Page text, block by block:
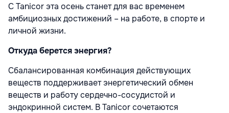
С Tanicor эта осень станет для вас временем
амбициозных достижений – на работе, в спорте и
личной жизни.
Откуда берется энергия?
Сбалансированная комбинация действующих
веществ поддерживает энергетический обмен
веществ и работу сердечно-сосудистой и
эндокринной систем. В Tanicor сочетаются